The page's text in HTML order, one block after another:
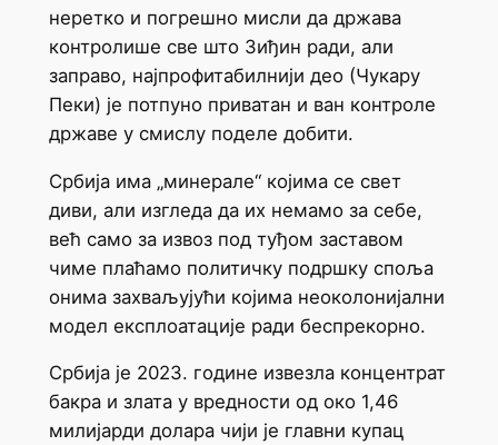
неретко и погрешно мисли да држава
контролише све што Зиђин ради, али
заправо, најпрофитабилнији део (Чукару
Пеки) је потпуно приватан и ван контроле
државе у смислу поделе добити.
Србија има „минерале“ којима се свет
диви, али изгледа да их немамо за себе,
већ само за извоз под туђом заставом
чиме плаћамо политичку подршку споља
онима захваљујући којима неоколонијални
модел експлоатације ради беспрекорно.
Србија је 2023. године извезла концентрат
бакра и злата у вредности од око 1,46
милијарди долара чији је главни купац